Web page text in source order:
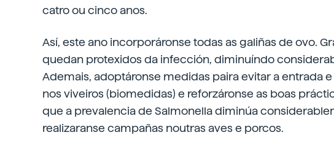
catro ou cinco anos.
Así, este ano incorporáronse todas as galiñas de ovo.
quedan protexidos da infección, diminuíndo
Ademais, adoptáronse medidas paira evitar a entrada
nos viveiros (biomedidas) e reforzáronse as boas
que a prevalencia de Salmonella diminúa
realizaranse campañas noutras aves e porcos.